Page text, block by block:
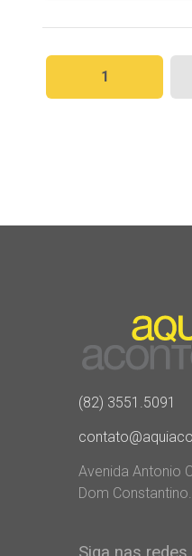
Paginação
de
1
(82) 3551.5091
Avenida Antonio
Dom